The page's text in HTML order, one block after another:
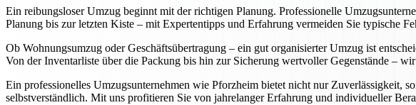
Ein reibungsloser Umzug beginnt mit der richtigen Planung. Professionelle
Planung bis zur letzten Kiste – mit Expertentipps und Erfahrung vermeiden Sie typische
Ob Wohnungsumzug oder Geschäftsübertragung – ein gut organisierter Umzug ist
Von der Inventarliste über die Packung bis hin zur Sicherung wertvoller Gegenstände –
Ein professionelles Umzugsunternehmen wie Pforzheim bietet nicht nur Zuverlässigkeit,
selbstverständlich. Mit uns profitieren Sie von jahrelanger Erfahrung und individueller